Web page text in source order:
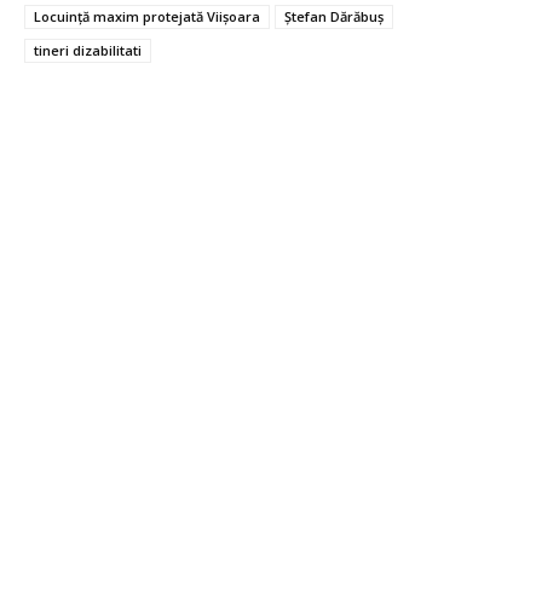
Locuință maxim protejată Viișoara
Ștefan Dărăbuș
tineri dizabilitati